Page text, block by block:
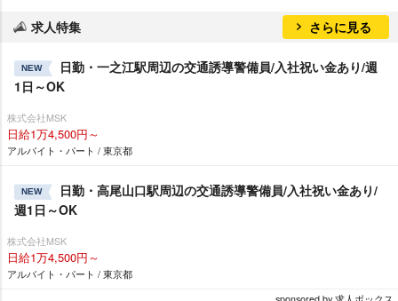
求人特集 さらに見る
NEW
日勤・一之江駅周辺の交通誘導警備員/入社祝い金あり/週
1日～OK
株式会社MSK
日給1万4,500円～
アルバイト・パート / 東京都
NEW
日勤・高尾山口駅周辺の交通誘導警備員/入社祝い金あり/
週1日～OK
株式会社MSK
日給1万4,500円～
アルバイト・パート / 東京都